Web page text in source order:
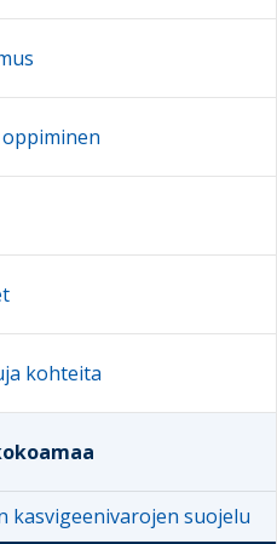
kohteita
kasvigeenivarojen suojelu